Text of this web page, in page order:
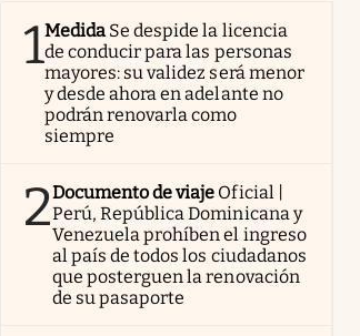
1Medida Se despide la licencia
de conducir para las personas
mayores: su validez será menor
y desde ahora en adelante no
podrán renovarla como
siempre
2Documento de viaje Oficial |
Perú, República Dominicana y
Venezuela prohíben el ingreso
al país de todos los ciudadanos
que posterguen la renovación
de su pasaporte